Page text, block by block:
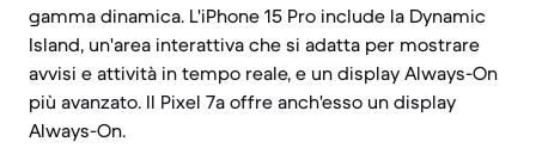
gamma dinamica. L'iPhone 15 Pro include la Dynamic
Island, un'area interattiva che si adatta per mostrare
avvisi e attività in tempo reale, e un display Always-On
più avanzato. Il Pixel 7a offre anch'esso un display
Always-On.